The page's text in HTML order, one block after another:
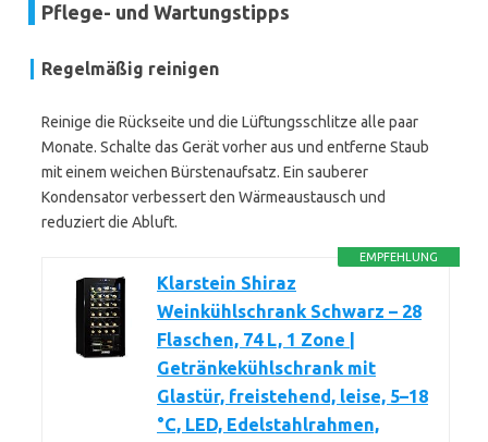
Pflege- und Wartungstipps
Regelmäßig reinigen
Reinige die Rückseite und die Lüftungsschlitze alle paar
Monate. Schalte das Gerät vorher aus und entferne Staub
mit einem weichen Bürstenaufsatz. Ein sauberer
Kondensator verbessert den Wärmeaustausch und
reduziert die Abluft.
EMPFEHLUNG
Klarstein Shiraz
Weinkühlschrank Schwarz – 28
Flaschen, 74 L, 1 Zone |
Getränkekühlschrank mit
Glastür, freistehend, leise, 5–18
°C, LED, Edelstahlrahmen,